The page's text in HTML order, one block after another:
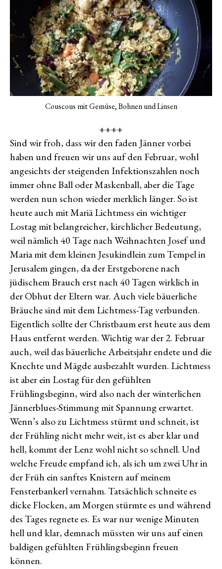
Couscous mit Gemüse, Bohnen und Linsen
++++
Sind wir froh, dass wir den faden Jänner vorbei
haben und freuen wir uns auf den Februar, wohl
angesichts der steigenden Infektionszahlen noch
immer ohne Ball oder Maskenball, aber die Tage
werden nun schon wieder merklich länger. So ist
heute auch mit Mariä Lichtmess ein wichtiger
Lostag mit belangreicher, kirchlicher Bedeutung,
weil nämlich 40 Tage nach Weihnachten Josef und
Maria mit dem kleinen Jesukindlein zum Tempel in
Jerusalem gingen, da der Erstgeborene nach
jüdischem Brauch erst nach 40 Tagen wirklich in
der Obhut der Eltern war. Auch viele bäuerliche
Bräuche sind mit dem Lichtmess-Tag verbunden.
Eigentlich sollte der Christbaum erst heute aus dem
Haus entfernt werden. Wichtig war der 2. Februar
auch, weil das bäuerliche Arbeitsjahr endete und die
Knechte und Mägde ausbezahlt wurden. Lichtmess
ist aber ein Lostag für den gefühlten
Frühlingsbeginn, wird also nach der winterlichen
Jännerblues-Stimmung mit Spannung erwartet.
Wenn’s also zu Lichtmess stürmt und schneit, ist
der Frühling nicht mehr weit, ist es aber klar und
hell, kommt der Lenz wohl nicht so schnell. Und
welche Freude empfand ich, als ich um zwei Uhr in
der Früh ein sanftes Knistern auf meinem
Fensterbankerl vernahm. Tatsächlich schneite es
dicke Flocken, am Morgen stürmte es und während
des Tages regnete es. Es war nur wenige Minuten
hell und klar, demnach müssten wir uns auf einen
baldigen gefühlten Frühlingsbeginn freuen
können.